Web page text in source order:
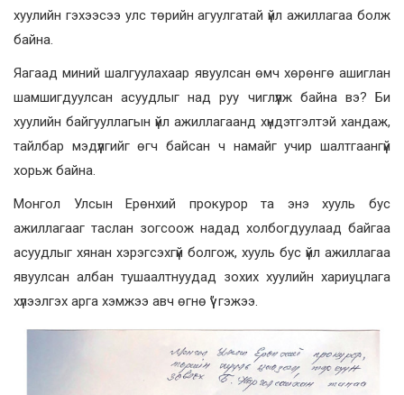
хуулийн гэхээсээ улс төрийн агуулгатай үйл ажиллагаа болж
байна.
Яагаад миний шалгуулахаар явуулсан өмч хөрөнгө ашиглан
шамшигдуулсан асуудлыг над руу чиглүүлж байна вэ? Би
хуулийн байгууллагын үйл ажиллагаанд хүндэтгэлтэй хандаж,
тайлбар мэдүүлгийг өгч байсан ч намайг учир шалтгаангүй
хорьж байна.
Монгол Улсын Ерөнхий прокурор та энэ хууль бус
ажиллагааг таслан зогсоож надад холбогдуулаад байгаа
асуудлыг хянан хэрэгсэхгүй болгож, хууль бус үйл ажиллагаа
явуулсан албан тушаалтнуудад зохих хуулийн хариуцлага
хүлээлгэх арга хэмжээ авч өгнө үү” гэжээ.